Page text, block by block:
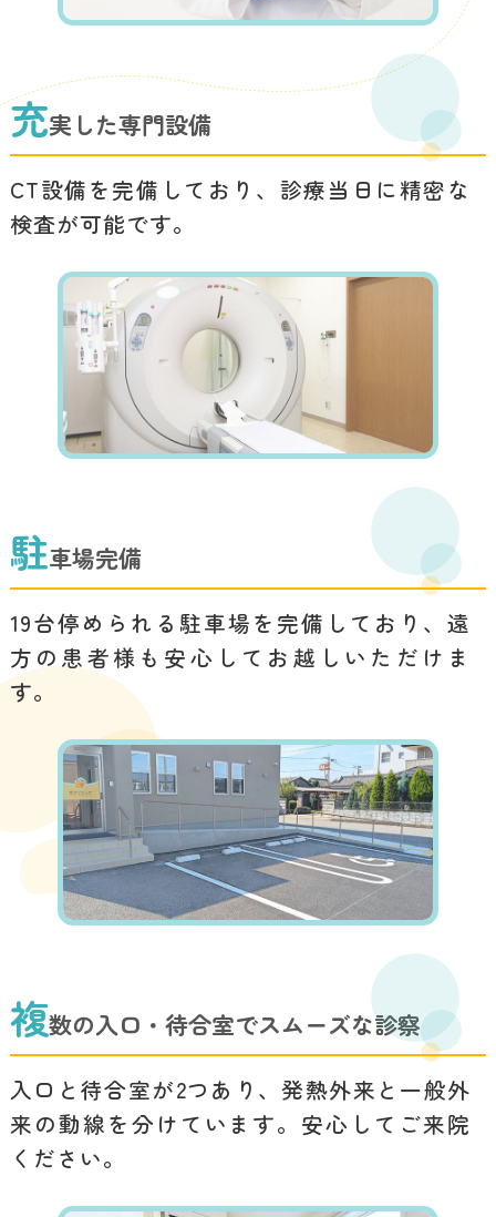
2026.02.27 ベースアップ評価料
予防接種について
2026.01.18
予防接種について
（HPV）
2025.11.27
スマートフォンをマイ
ナ保険証としてご利用できるよう
になりました！
2025.11.20 健康診断について
2025.10.14 マスク着用について
2025.09.25 当院の診療時間につい
2025.09.08
「初めての方へ」ペー
ジを公開
2025.04.22 新規開院のお知らせ
充実した専門設備
CT設備を完備しており、診療当日に精密な
検査が可能です。
駐車場完備
19台停められる駐車場を完備しており、遠
方の患者様も安心してお越しいただけま
す。
複数の入口・待合室でスムーズな診察
入口と待合室が2つあり、発熱外来と一般外
来の動線を分けています。安心してご来院
ください。